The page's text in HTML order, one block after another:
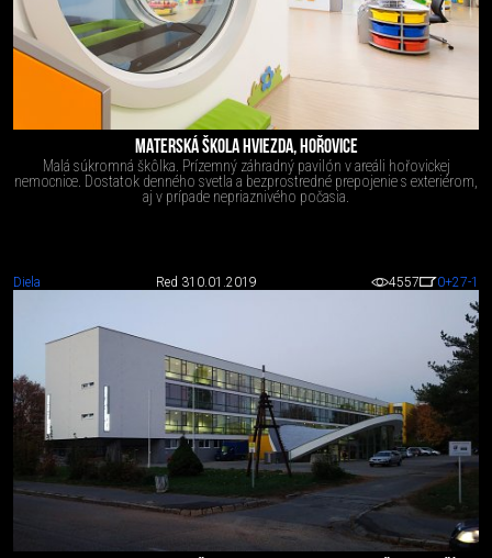
MATERSKÁ ŠKOLA HVIEZDA, HOŘOVICE
Malá súkromná škôlka. Prízemný záhradný pavilón v areáli hořovickej
nemocnice. Dostatok denného svetla a bezprostredné prepojenie s exteriérom,
aj v prípade nepriaznivého počasia.
Diela Red 310.01.2019 4557 0+27-1